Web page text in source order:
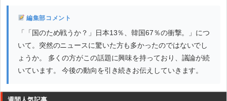
編集部コメント
「「国のため戦うか？」日本13％、韓国67％の衝撃。」につ
いて。突然のニュースに驚いた方も多かったのではないでし
ょうか。 多くの方がこの話題に興味を持っており、議論が続
いています。 今後の動向を引き続きお伝えしていきます。